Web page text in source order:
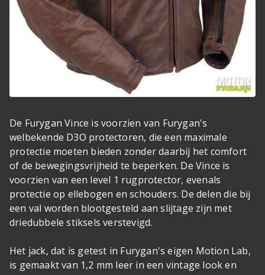
De Furygan Vince is voorzien van Furygan's
welbekende D3O protectoren, die een maximale
protectie moeten bieden zonder daarbij het comfort
of de bewegingsvrijheid te beperken. De Vince is
voorzien van een level 1 rugprotector, evenals
protectie op ellebogen en schouders. De delen die bij
een val worden blootgesteld aan slijtage zijn met
driedubbele stiksels verstevigd.
Het jack, dat is getest in Furygan's eigen Motion Lab,
is gemaakt van 1,2 mm leer in een vintage look en